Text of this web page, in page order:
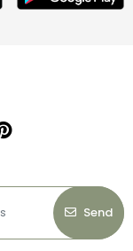
Send